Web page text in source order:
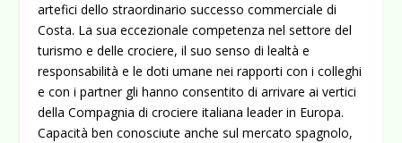
artefici dello straordinario successo commerciale di
Costa. La sua eccezionale competenza nel settore del
turismo e delle crociere, il suo senso di lealtà e
responsabilità e le doti umane nei rapporti con i colleghi
e con i partner gli hanno consentito di arrivare ai vertici
della Compagnia di crociere italiana leader in Europa.
Capacità ben conosciute anche sul mercato spagnolo,